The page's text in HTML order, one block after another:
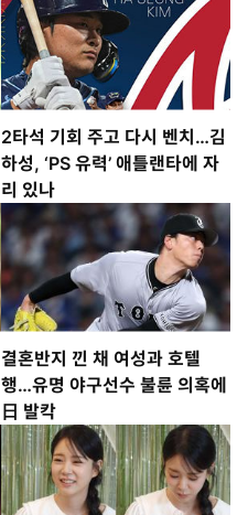
2타석 기회 주고 다시 벤치…김
하성, ‘PS 유력’ 애틀랜타에 자
리 있나
결혼반지 낀 채 여성과 호텔
행…유명 야구선수 불륜 의혹에
日 발칵